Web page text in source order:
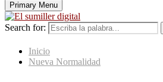
Primary Menu
Search for:
Inicio
Nueva Normalidad